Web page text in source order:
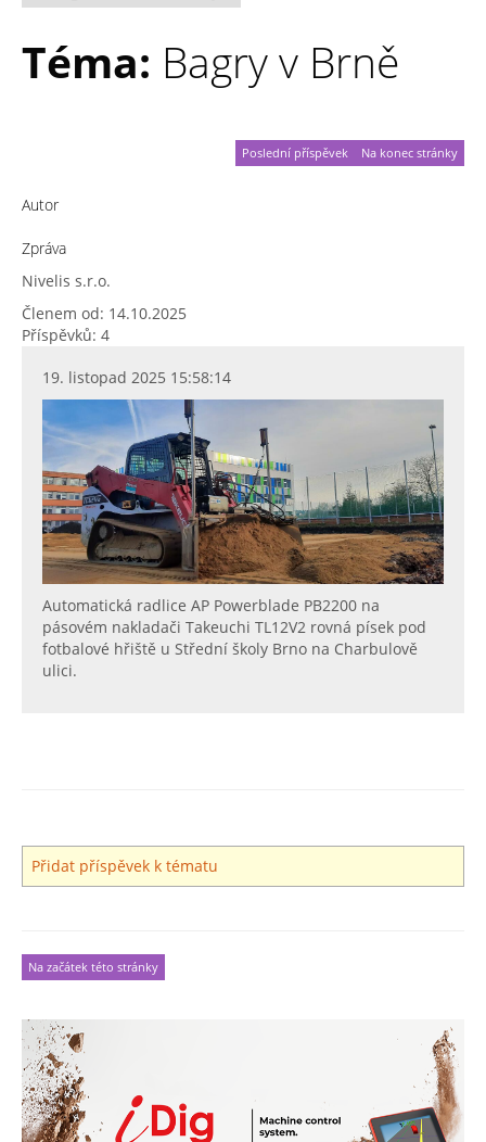
Téma: Bagry v Brně
Na konec stránky
Poslední příspěvek
Autor
Zpráva
Nivelis s.r.o.
Členem od: 14.10.2025
Příspěvků: 4
19. listopad 2025 15:58:14
Automatická radlice AP Powerblade PB2200 na
pásovém nakladači Takeuchi TL12V2 rovná písek pod
fotbalové hřiště u Střední školy Brno na Charbulově
ulici.
Přidat příspěvek k tématu
Na začátek této stránky